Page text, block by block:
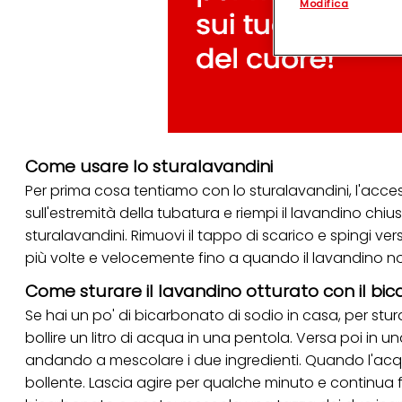
Come usare lo sturalavandini
Per prima cosa tentiamo con lo sturalavandini,
sull'estremità della tubatura e riempi il lavandino
sturalavandini. Rimuovi il tappo di scarico e spingi
più volte e velocemente fino a quando il lavandino
Come sturare il lavandino otturato con il
Se hai un po' di bicarbonato di sodio in casa, per
bollire un litro di acqua in una pentola. Versa poi in
andando a mescolare i due ingredienti. Quando
bollente. Lascia agire per qualche minuto e
(rispettivamente
terzi, conservare
identificati) su
misurare e
Puoi trovare
"modifica" di
Se fai clic su
per uno o più degli
tuoi dati personali
necessari per
Modifica